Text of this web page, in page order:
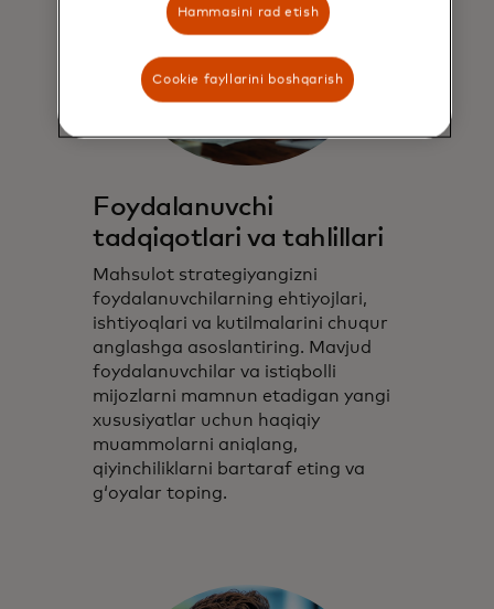
Foydalanuvchi
tadqiqotlari va tahlillari
Mahsulot strategiyangizni
foydalanuvchilarning ehtiyojlari,
ishtiyoqlari va kutilmalarini chuqur
anglashga asoslantiring. Mavjud
foydalanuvchilar va istiqbolli
mijozlarni mamnun etadigan yangi
xususiyatlar uchun haqiqiy
muammolarni aniqlang,
qiyinchiliklarni bartaraf eting va
gʻoyalar toping.
Hammasini rad etish
Cookie fayllarini boshqarish